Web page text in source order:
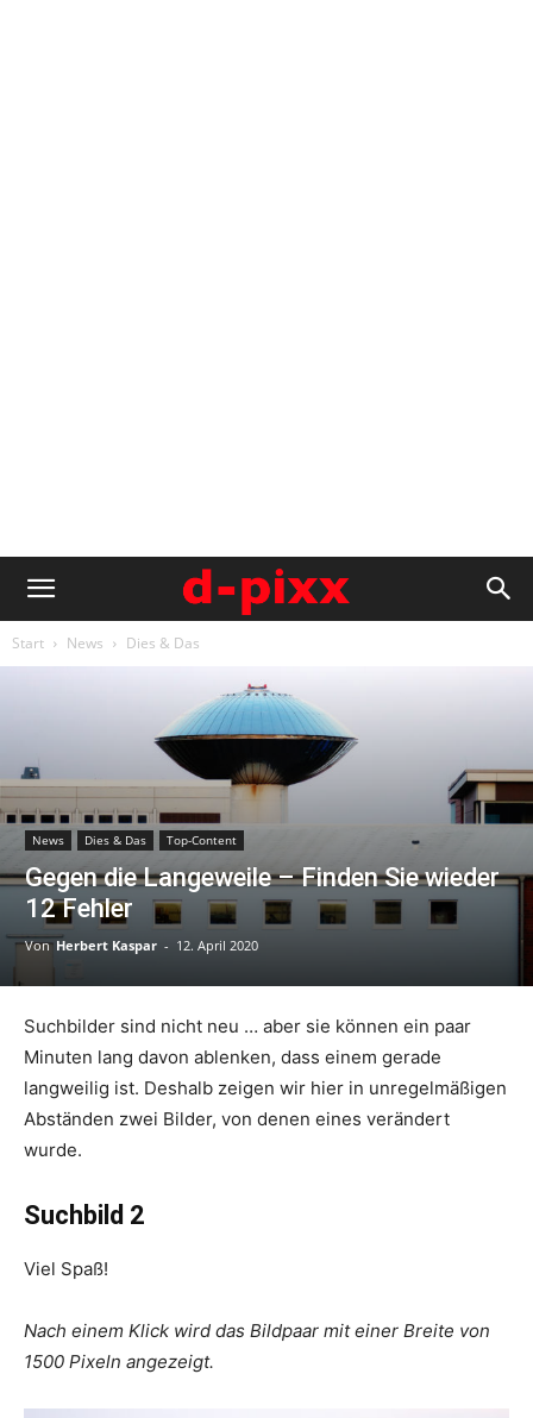
Start News Dies & Das
News Dies & Das Top-Content
Gegen die Langeweile – Finden Sie wieder
12 Fehler
Von Herbert Kaspar - 12. April 2020
Suchbilder sind nicht neu … aber sie können ein paar
Minuten lang davon ablenken, dass einem gerade
langweilig ist. Deshalb zeigen wir hier in unregelmäßigen
Abständen zwei Bilder, von denen eines verändert
wurde.
Suchbild 2
Viel Spaß!
Nach einem Klick wird das Bildpaar mit einer Breite von
1500 Pixeln angezeigt.